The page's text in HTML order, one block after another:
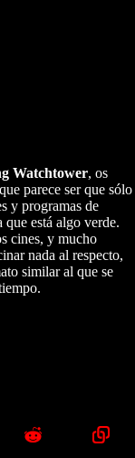
Watchtower, os
parece ser que sólo
y programas de
está algo verde.
cines, y mucho
nada al respecto,
similar al que se